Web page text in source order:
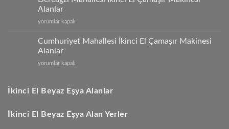
için
Makinesi
Alanlar
Alanlar
Dereağzı
İkinci
El
Makinesi
yorumlar kapalı
Cumhuriyet Mahallesi İkinci El Çamaşır Makinesi
Alanlar
Cumhuriyet
El
Alanlar
yorumlar kapalı
İkinci El Beyaz Eşya Alanlar
İkinci El Beyaz Eşya Alan Yerler